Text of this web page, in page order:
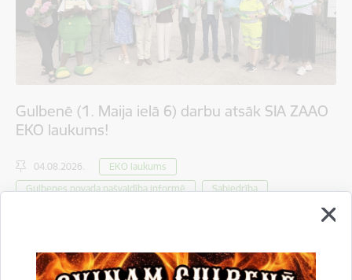
Gulbenē (1. Maija ielā 6) darbu atsāk SIA ZAAO
EKO laukums!
04.08.2026.
EKO laukums
Gulbenes novada pašvaldība informē
Sabiedrība